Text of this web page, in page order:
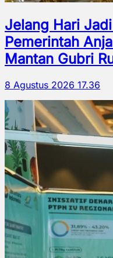
Jelang Hari
Pemerintah
Mantan Gubri
8 Agustus 2026 17.36